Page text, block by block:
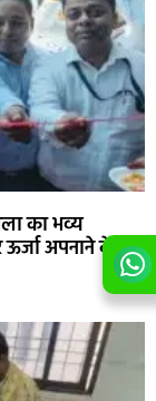
का भव्य
अपनाने के